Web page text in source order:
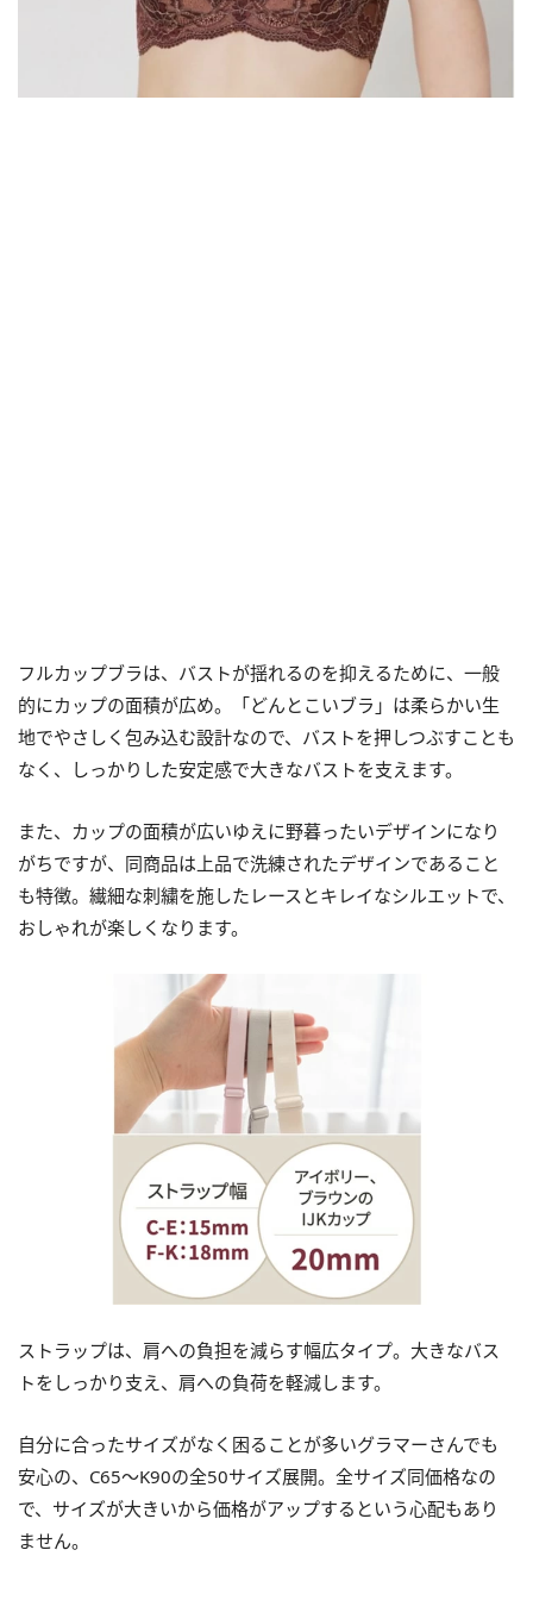
フルカップブラは、バストが揺れるのを抑えるために、一般
的にカップの面積が広め。「どんとこいブラ」は柔らかい生
地でやさしく包み込む設計なので、バストを押しつぶすことも
なく、しっかりした安定感で大きなバストを支えます。
また、カップの面積が広いゆえに野暮ったいデザインになり
がちですが、同商品は上品で洗練されたデザインであること
も特徴。繊細な刺繍を施したレースとキレイなシルエットで、
おしゃれが楽しくなります。
ストラップは、肩への負担を減らす幅広タイプ。大きなバス
トをしっかり支え、肩への負荷を軽減します。
自分に合ったサイズがなく困ることが多いグラマーさんでも
安心の、C65～K90の全50サイズ展開。全サイズ同価格なの
で、サイズが大きいから価格がアップするという心配もあり
ません。